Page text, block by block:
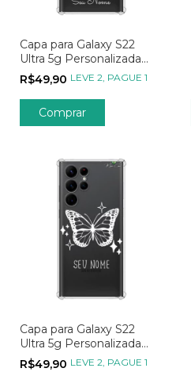
Capa para Galaxy S22
Ultra 5g Personalizada
Flores Girassóis e
Borboletas
R$49,90 LEVE 2, PAGUE 1
Capa para Galaxy S22
Ultra 5g Personalizada
Minimalistas Butterfly
R$49,90 LEVE 2, PAGUE 1